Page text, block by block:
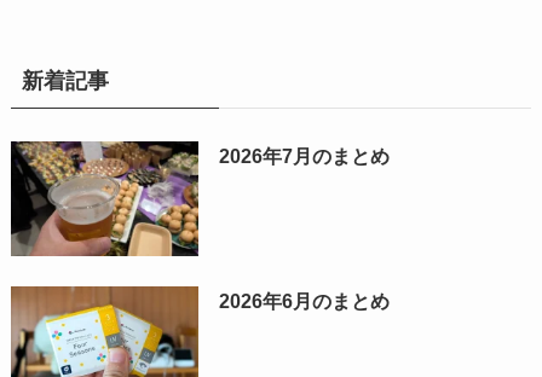
新着記事
2026年7月のまとめ
2026年6月のまとめ